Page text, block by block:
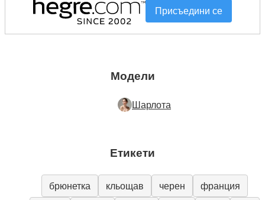
Присъедини се
Модели
Шарлота
Етикети
брюнетка кльощав черен
франция